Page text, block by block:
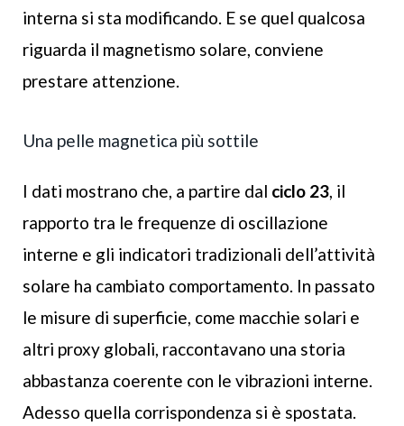
interna si sta modificando. E se quel qualcosa
riguarda il magnetismo solare, conviene
prestare attenzione.
Una pelle magnetica più sottile
I dati mostrano che, a partire dal ciclo 23, il
rapporto tra le frequenze di oscillazione
interne e gli indicatori tradizionali dell’attività
solare ha cambiato comportamento. In passato
le misure di superficie, come macchie solari e
altri proxy globali, raccontavano una storia
abbastanza coerente con le vibrazioni interne.
Adesso quella corrispondenza si è spostata.